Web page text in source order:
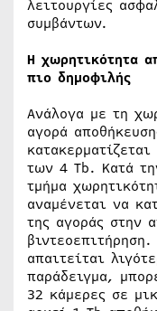
λειτουργίες
συμβάντων.
Η χωρητικότητα
πιο δημοφιλής
Ανάλογα με τη
αγορά
των 4 Tb. Κατά
τμήμα
αναμένεται να
της αγοράς στην
απαιτείται
παράδειγμα,
32 κάμερες σε